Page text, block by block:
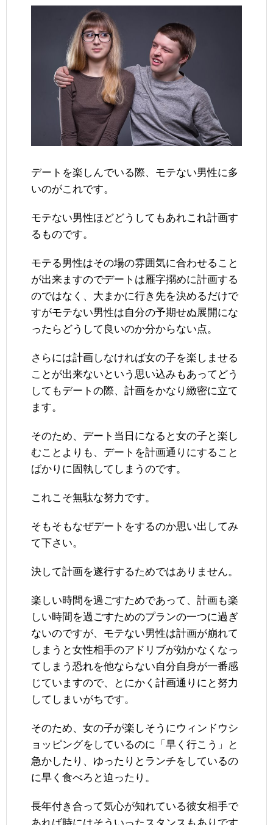
デートを楽しんでいる際、モテない男性に多
いのがこれです。
モテない男性ほどどうしてもあれこれ計画す
るものです。
モテる男性はその場の雰囲気に合わせること
が出来ますのでデートは雁字搦めに計画する
のではなく、大まかに行き先を決めるだけで
すがモテない男性は自分の予期せぬ展開にな
ったらどうして良いのか分からない点。
さらには計画しなければ女の子を楽しませる
ことが出来ないという思い込みもあってどう
してもデートの際、計画をかなり緻密に立て
ます。
そのため、デート当日になると女の子と楽し
むことよりも、デートを計画通りにすること
ばかりに固執してしまうのです。
これこそ無駄な努力です。
そもそもなぜデートをするのか思い出してみ
て下さい。
決して計画を遂行するためではありません。
楽しい時間を過ごすためであって、計画も楽
しい時間を過ごすためのプランの一つに過ぎ
ないのですが、モテない男性は計画が崩れて
しまうと女性相手のアドリブが効かなくなっ
てしまう恐れを他ならない自分自身が一番感
じていますので、とにかく計画通りにと努力
してしまいがちです。
そのため、女の子が楽しそうにウィンドウシ
ョッピングをしているのに「早く行こう」と
急かしたり、ゆったりとランチをしているの
に早く食べろと迫ったり。
長年付き合って気心が知れている彼女相手で